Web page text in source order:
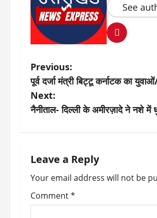
See
P
o
s
n
a
v
Previous:
पूर्व दर्जा मंत्री बिट्टू कर्नाटक का
Next:
नैनीताल- दिल्ली के अमीरज़ादे ने नशे में
Leave a Reply
Your email address will not be
Comment*